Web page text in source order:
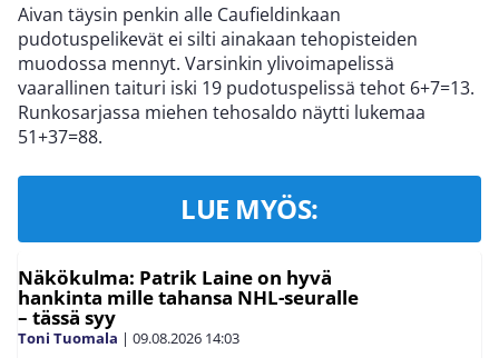
Aivan täysin penkin alle Caufieldinkaan
pudotuspelikevät ei silti ainakaan tehopisteiden
muodossa mennyt. Varsinkin ylivoimapelissä
vaarallinen taituri iski 19 pudotuspelissä tehot 6+7=13.
Runkosarjassa miehen tehosaldo näytti lukemaa
51+37=88.
LUE MYÖS:
Näkökulma: Patrik Laine on hyvä
hankinta mille tahansa NHL-seuralle
– tässä syy
Toni Tuomala | 09.08.2026 14:03